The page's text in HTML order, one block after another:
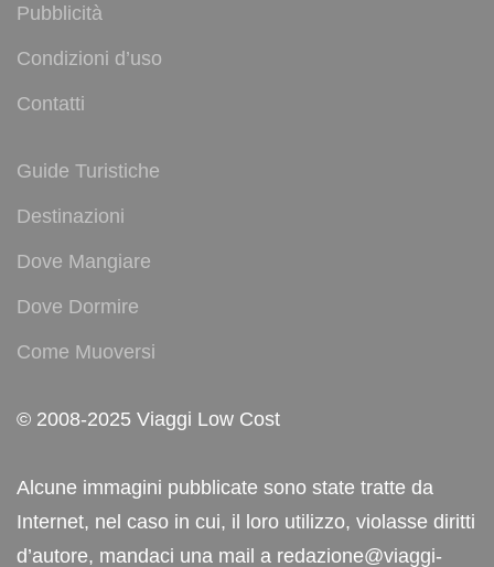
Pubblicità
Condizioni d’uso
Contatti
Guide Turistiche
Destinazioni
Dove Mangiare
Dove Dormire
Come Muoversi
© 2008-2025 Viaggi Low Cost
Alcune immagini pubblicate sono state tratte da
Internet, nel caso in cui, il loro utilizzo, violasse diritti
d’autore, mandaci una mail a redazione@viaggi-